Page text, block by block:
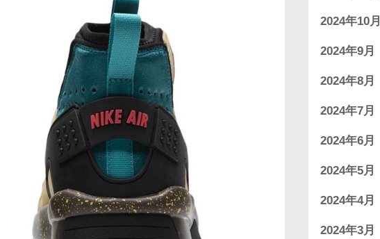
2024年10月
2024年9月
2024年8月
2024年7月
2024年6月
2024年5月
2024年4月
2024年3月